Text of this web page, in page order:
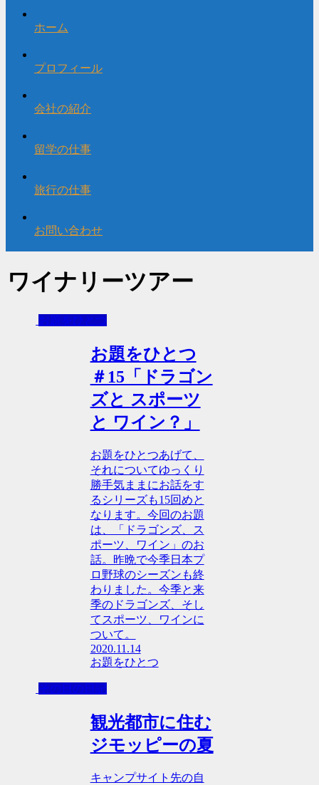
ホーム
プロフィール
会社の紹介
留学の仕事
旅行の仕事
お問い合わせ
ワイナリーツアー
お題をひとつ
お題をひとつ
＃15「ドラゴン
ズと スポーツ
と ワイン？」
お題をひとつあげて、
それについてゆっくり
勝手気ままにお話をす
るシリーズも15回めと
なります。今回のお題
は、「ドラゴンズ、ス
ポーツ、ワイン」のお
話。昨晩で今季日本プ
ロ野球のシーズンも終
わりました。今季と来
季のドラゴンズ、そし
てスポーツ、ワインに
ついて。
2020.11.14
お題をひとつ
その日の日記
観光都市に住む
ジモッピーの夏
キャンプサイト先の自